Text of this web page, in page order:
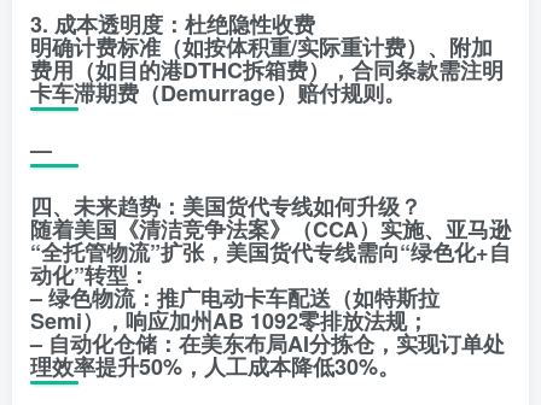
3. 成本透明度：杜绝隐性收费
明确计费标准（如按体积重/实际重计费）、附加
费用（如目的港DTHC拆箱费），合同条款需注明
卡车滞期费（Demurrage）赔付规则。
—
四、未来趋势：美国货代专线如何升级？
随着美国《清洁竞争法案》（CCA）实施、亚马逊
“全托管物流”扩张，美国货代专线需向“绿色化+自
动化”转型：
– 绿色物流：推广电动卡车配送（如特斯拉
Semi），响应加州AB 1092零排放法规；
– 自动化仓储：在美东布局AI分拣仓，实现订单处
理效率提升50%，人工成本降低30%。